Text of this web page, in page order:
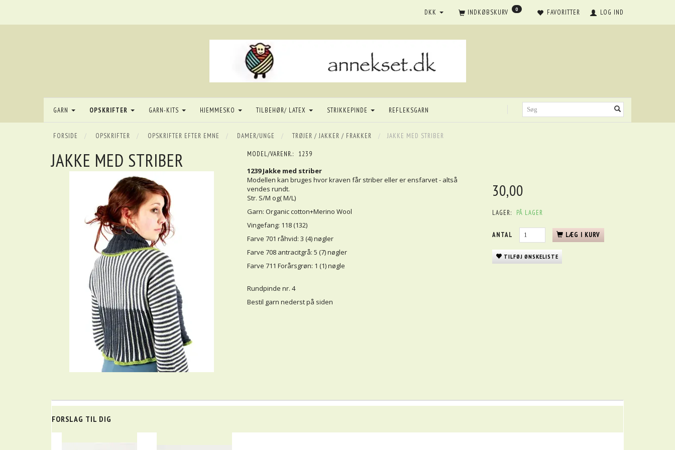
FAVORITTER LOG IND
INDKØBSKURV 0
DKK
GARN OPSKRIFTER GARN-KITS HJEMMESKO TILBEHØR/ LATEX STRIKKEPINDE REFLEKSGARN
FORSIDE OPSKRIFTER OPSKRIFTER EFTER EMNE DAMER/UNGE TRØJER / JAKKER / FRAKKER JAKKE MED STRIBER
JAKKE MED STRIBER MODEL/VARENR.: 1239
1239 Jakke med striber
Modellen kan bruges hvor kraven får striber eller er ensfarvet - altså
vendes rundt.
Str. S/M og( M/L)
Garn: Organic cotton+Merino Wool
Vingefang: 118 (132)
Farve 701 råhvid: 3 (4) nøgler
Farve 708 antracitgrå: 5 (7) nøgler
Farve 711 Forårsgrøn: 1 (1) nøgle
Rundpinde nr. 4
Bestil garn nederst på siden
30,00
LAGER: PÅ LAGER
ANTAL LÆG I KURV
TILFØJ ØNSKELISTE
FORSLAG TIL DIG